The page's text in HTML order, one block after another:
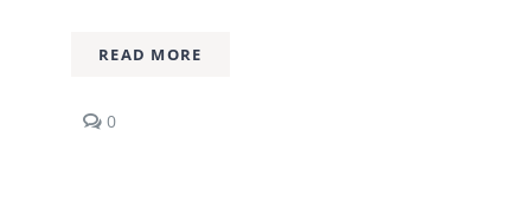
READ MORE
0comments